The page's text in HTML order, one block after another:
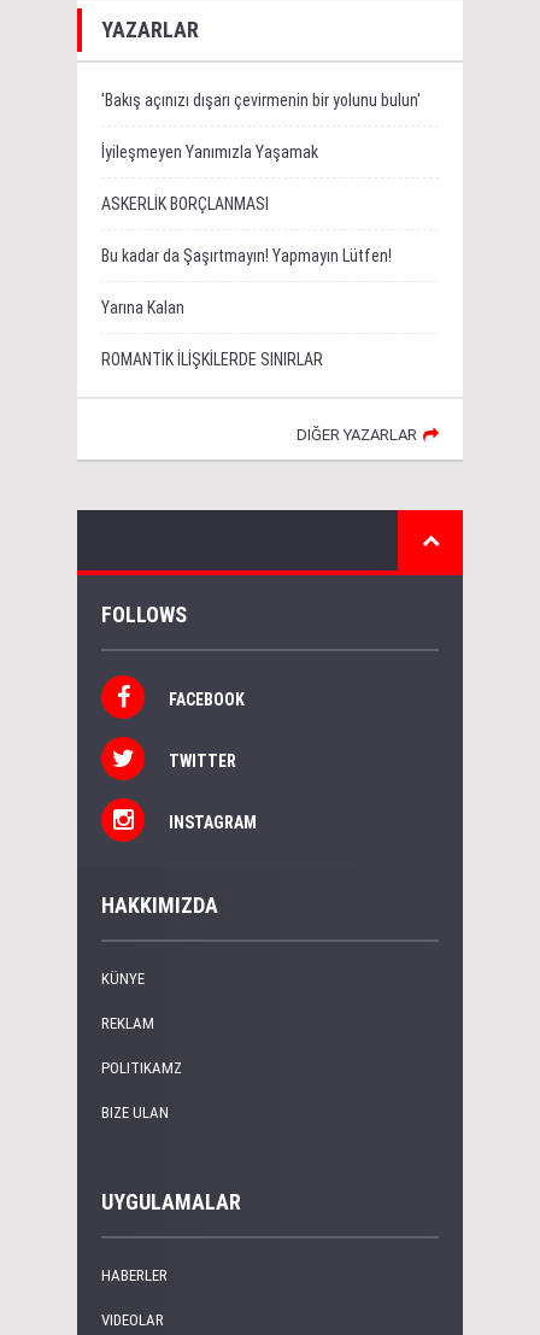
YAZARLAR
'Bakış açınızı dışarı çevirmenin bir yolunu bulun'
İyileşmeyen Yanımızla Yaşamak
ASKERLİK BORÇLANMASI
Bu kadar da Şaşırtmayın! Yapmayın Lütfen!
Yarına Kalan
ROMANTİK İLİŞKİLERDE SINIRLAR
DIĞER YAZARLAR
FOLLOWS
FACEBOOK
TWITTER
INSTAGRAM
HAKKIMIZDA
KÜNYE
REKLAM
POLITIKAMZ
BIZE ULAN
UYGULAMALAR
HABERLER
VIDEOLAR